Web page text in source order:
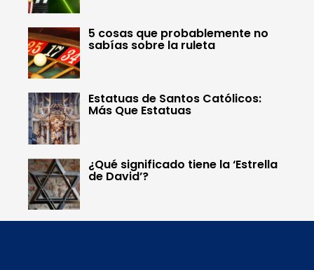
5 cosas que probablemente no
sabías sobre la ruleta
Estatuas de Santos Católicos:
Más Que Estatuas
¿Qué significado tiene la ‘Estrella
de David’?